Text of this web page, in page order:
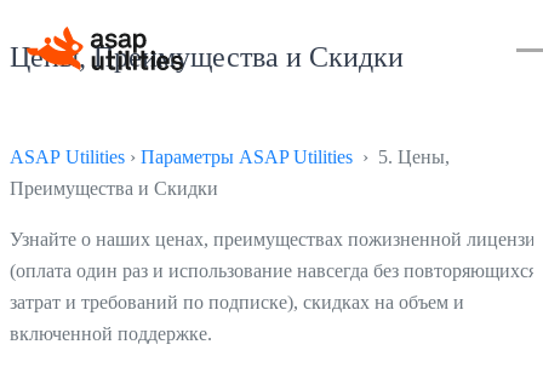
Цены, Преимущества и Скидки
ASAP Utilities › Параметры ASAP Utilities › 5. Цены,
Преимущества и Скидки
Узнайте о наших ценах, преимуществах пожизненной
(оплата один раз и использование навсегда без повторяющихся
затрат и требований по подписке), скидках на объем и
включенной поддержке.